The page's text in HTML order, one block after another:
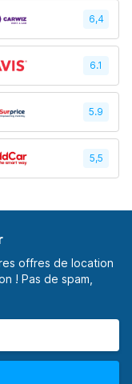
6,4
6.1
5.9
5,5
offres de location
! Pas de spam,